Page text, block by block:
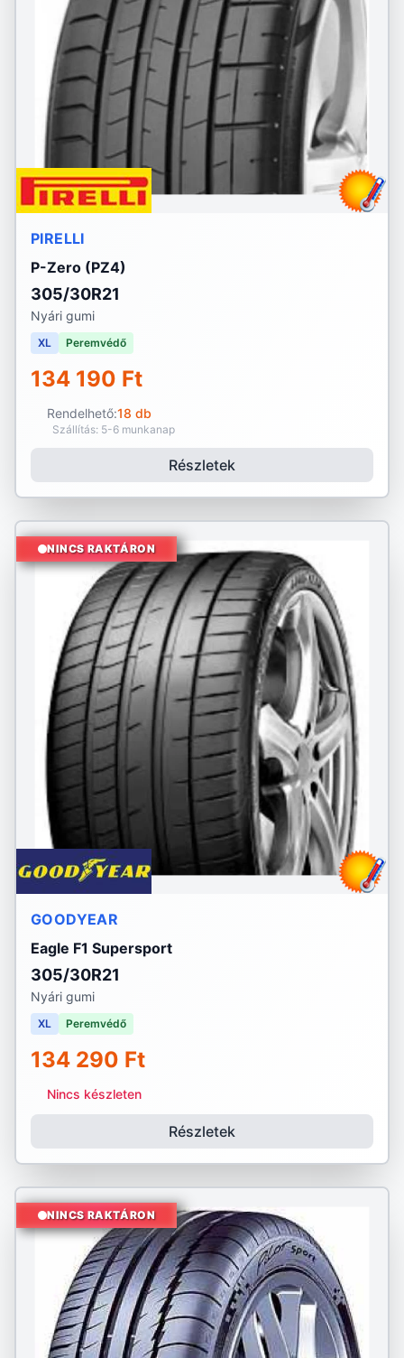
PIRELLI
P-Zero (PZ4)
305/30R21
Nyári gumi
XL Peremvédő
134 190 Ft
Rendelhető:18 db
Szállítás: 5-6 munkanap
Részletek
NINCS RAKTÁRON
GOODYEAR
Eagle F1 Supersport
305/30R21
Nyári gumi
XL Peremvédő
134 290 Ft
Nincs készleten
Részletek
NINCS RAKTÁRON